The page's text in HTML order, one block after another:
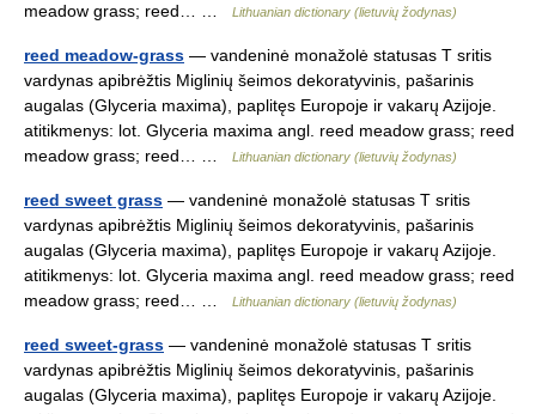
meadow grass; reed… …
Lithuanian dictionary (lietuvių žodynas)
reed meadow-grass — vandeninė monažolė statusas T sritis
vardynas apibrėžtis Miglinių šeimos dekoratyvinis, pašarinis
augalas (Glyceria maxima), paplitęs Europoje ir vakarų Azijoje.
atitikmenys: lot. Glyceria maxima angl. reed meadow grass; reed
meadow grass; reed… …
Lithuanian dictionary (lietuvių žodynas)
reed sweet grass — vandeninė monažolė statusas T sritis
vardynas apibrėžtis Miglinių šeimos dekoratyvinis, pašarinis
augalas (Glyceria maxima), paplitęs Europoje ir vakarų Azijoje.
atitikmenys: lot. Glyceria maxima angl. reed meadow grass; reed
meadow grass; reed… …
Lithuanian dictionary (lietuvių žodynas)
reed sweet-grass — vandeninė monažolė statusas T sritis
vardynas apibrėžtis Miglinių šeimos dekoratyvinis, pašarinis
augalas (Glyceria maxima), paplitęs Europoje ir vakarų Azijoje.